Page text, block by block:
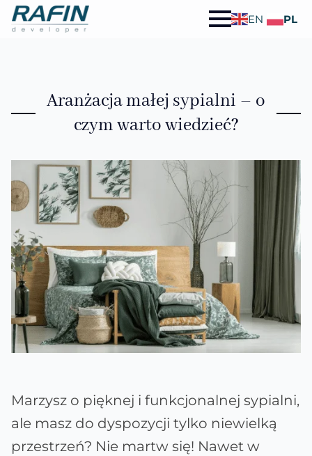
EN PL
Aranżacja małej sypialni – o
czym warto wiedzieć?
Marzysz o pięknej i funkcjonalnej sypialni,
ale masz do dyspozycji tylko niewielką
przestrzeń? Nie martw się! Nawet w